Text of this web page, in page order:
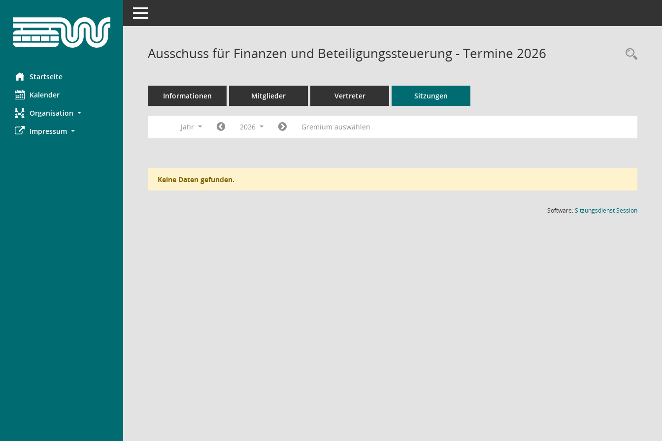
Startseite
Kalender
Organisation
Impressum
Toggle navigation
Ausschuss für Finanzen und Beteiligungssteuerung - Termine 2026
Informationen Mitglieder Vertreter Sitzungen
Jahr 2026 Gremium auswählen
Keine Daten gefunden.
Software:SitzungsdienstSession(Wird in